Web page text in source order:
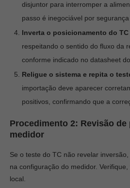
disjuntor para interromper a
passo é inegociável por
Inverta o posicionamento do TC
respeitando o sentido do fluxo da
conforme indicado no datasheet
Religue o sistema e repita o
importação deve aparecer
positivos, confirmando que a
Procedimento 2: Revisão de
medidor
Se o teste do TC não revelar
na configuração do medidor.
local.